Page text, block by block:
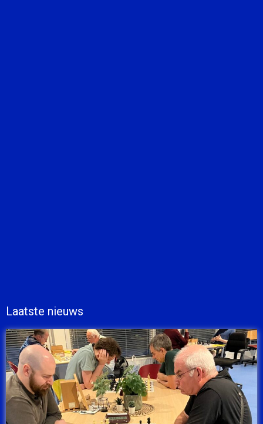
Laatste nieuws